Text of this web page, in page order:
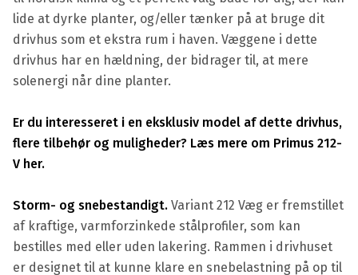
lide at dyrke planter, og/eller tænker på at bruge dit
drivhus som et ekstra rum i haven. Væggene i dette
drivhus har en hældning, der bidrager til, at mere
solenergi når dine planter.
Er du interesseret i en eksklusiv model af dette drivhus,
flere tilbehør og muligheder? Læs mere om Primus 212-
V her.
Storm- og snebestandigt. Variant 212 Væg er fremstillet
af kraftige, varmforzinkede stålprofiler, som kan
bestilles med eller uden lakering. Rammen i drivhuset
er designet til at kunne klare en snebelastning på op til